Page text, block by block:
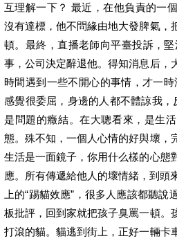
互理解一下？ 最近，在他負責的一
沒有達標，他不問緣由地大發脾氣，
頓。最終，直播老師向平臺投訴，
事，公司決定辭退他。得知消息后，
時間遇到一些不開心的事情，才一
感覺很委屈，身邊的人都不體諒我，
是問題的癥結。在大聰看來，是生
態。殊不知，一個人心情的好與壞，
生活是一面鏡子，你用什么樣的心態
應。所有傳遞給他人的壞情緒，到頭
上的“踢貓效應”，很多人應該都聽
板批評，回到家就把孩子臭罵一頓。
打滾的貓。貓逃到街上，正好一輛卡